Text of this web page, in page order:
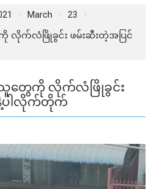
March
23
ကို လိုက်လံဖြိုခွင်း ဖမ်းဆီးတဲ့အပြင်
ည်သူတွေကို လိုက်လံဖြိုခွင်း
နဲ့ပါလိုက်တိုက်